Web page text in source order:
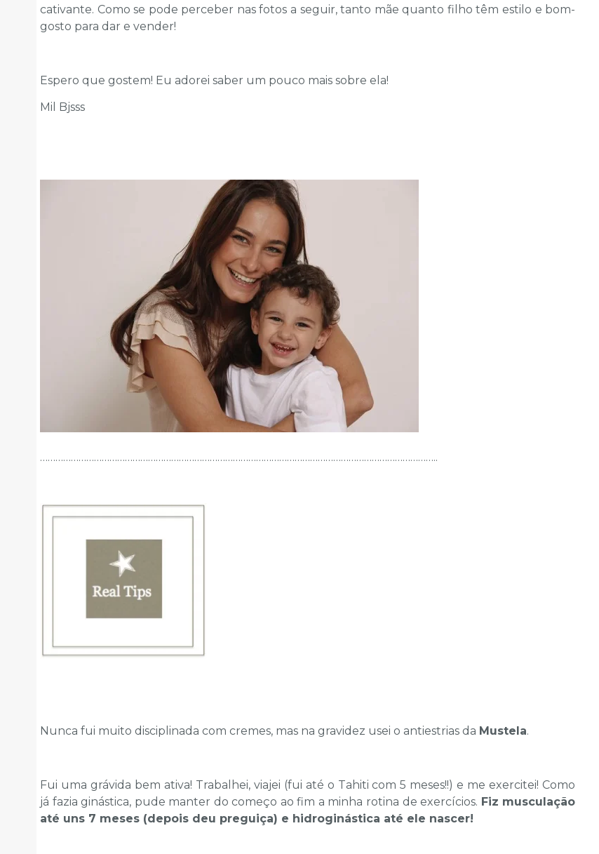
cativante. Como se pode perceber nas fotos a seguir, tanto mãe quanto filho têm estilo e bom-
gosto para dar e vender!
Espero que gostem! Eu adorei saber um pouco mais sobre ela!
Mil Bjsss
………………………………………………………………………………………………………………………………………..
Nunca fui muito disciplinada com cremes, mas na gravidez usei o antiestrias da Mustela.
Fui uma grávida bem ativa! Trabalhei, viajei (fui até o Tahiti com 5 meses!!) e me exercitei! Como
já fazia ginástica, pude manter do começo ao fim a minha rotina de exercícios. Fiz musculação
até uns 7 meses (depois deu preguiça) e hidroginástica até ele nascer!